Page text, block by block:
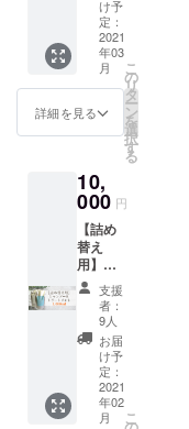
18.5％
オフ ※
送料・
税込
クロバ
ブル)が
ふくま
れた
ALTI(ア
ルティ)
オリジ
シャン
プー&ト
リート
メント
のセッ
トです
3,080円
+3,080
円+送料
=7,360
円の
7.6％オ
料・税
パト
リート
メント
のセッ
ト
（300m
lボト
ル）＋
つ町の
プペル1
冊をお
届け 純
度の高
い水で
生成さ
れる、
炭酸ガ
スの極
小の泡
(=マイ
クロバ
ブル)が
ふくま
け予
定：
2021
年03
月
詳細を見る
こ
の
リ
タ
ー
ン
を
選
択
す
る
10,
000 円
【詰め
替え
用】
erdure(
エル
デュー
ル)炭酸
スパ
シャン
プー＆
炭酸ス
パト
支援
者：
9人
お届
け予
定：
2021
年02
月
こ